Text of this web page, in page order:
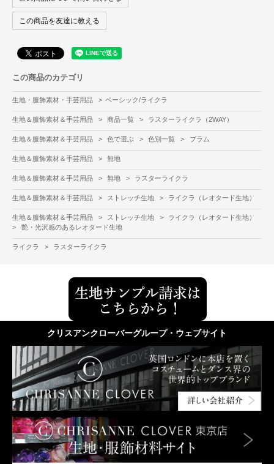
この商品を友達に教える
この商品のカテゴリ
生地・服飾素材・手芸用品 > ベーシック/ライクラ
生地＆服飾素材＆手芸用品 > 商品一覧 > ラスターライクラ（2WAY）
生地＆服飾素材＆手芸用品 > 色で選ぶ > 色別一覧 > プラム
生地＆服飾素材＆手芸用品 > 無地
生地＆服飾素材＆手芸用品 > 無地 > ラスターライクラ
生地＆服飾素材＆手芸用品 > ストレッチ生地 > ライクラ（レオタード生地）
生地＆服飾素材＆手芸用品 > ストレッチ生地 >
ライクラ（レオタード生地）
>
艶・光沢感のあるレオタード生地
ライクラ > ラスターライクラ
クリスアンクローバーグループ・ウェブサイト